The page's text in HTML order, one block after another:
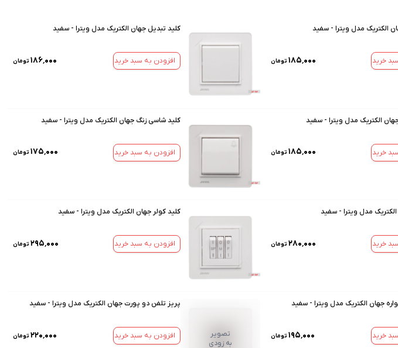
الکتریک مدل ویترا - سفید
خرید ۱۸۵٬۰۰۰ تومان
کلید تبدیل جهان الکتریک مدل ویترا - سفید
افزودن به سبد خرید ۱۸۶٬۰۰۰ تومان
الکتریک مدل ویترا - سفید
خرید ۱۸۵٬۰۰۰ تومان
کلید شاسی زنگ جهان الکتریک مدل ویترا - سفید
افزودن به سبد خرید ۱۷۵٬۰۰۰ تومان
الکتریک مدل ویترا - سفید
خرید ۲۸۰٬۰۰۰ تومان
کلید کولر جهان الکتریک مدل ویترا - سفید
افزودن به سبد خرید ۲۹۵٬۰۰۰ تومان
جهان الکتریک مدل ویترا - سفید
خرید ۱۹۵٬۰۰۰ تومان
تصویر
به زودی
پریز تلفن دو پورت جهان الکتریک مدل ویترا - سفید
افزودن به سبد خرید ۲۲۰٬۰۰۰ تومان